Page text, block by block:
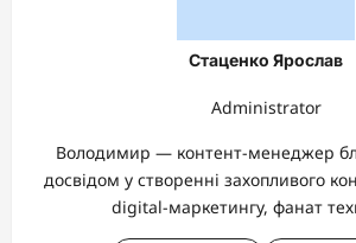
Стаценко Ярослав
Administrator
Володимир — контент-менеджер
досвідом у створенні захопливого
digital-маркетингу, фанат